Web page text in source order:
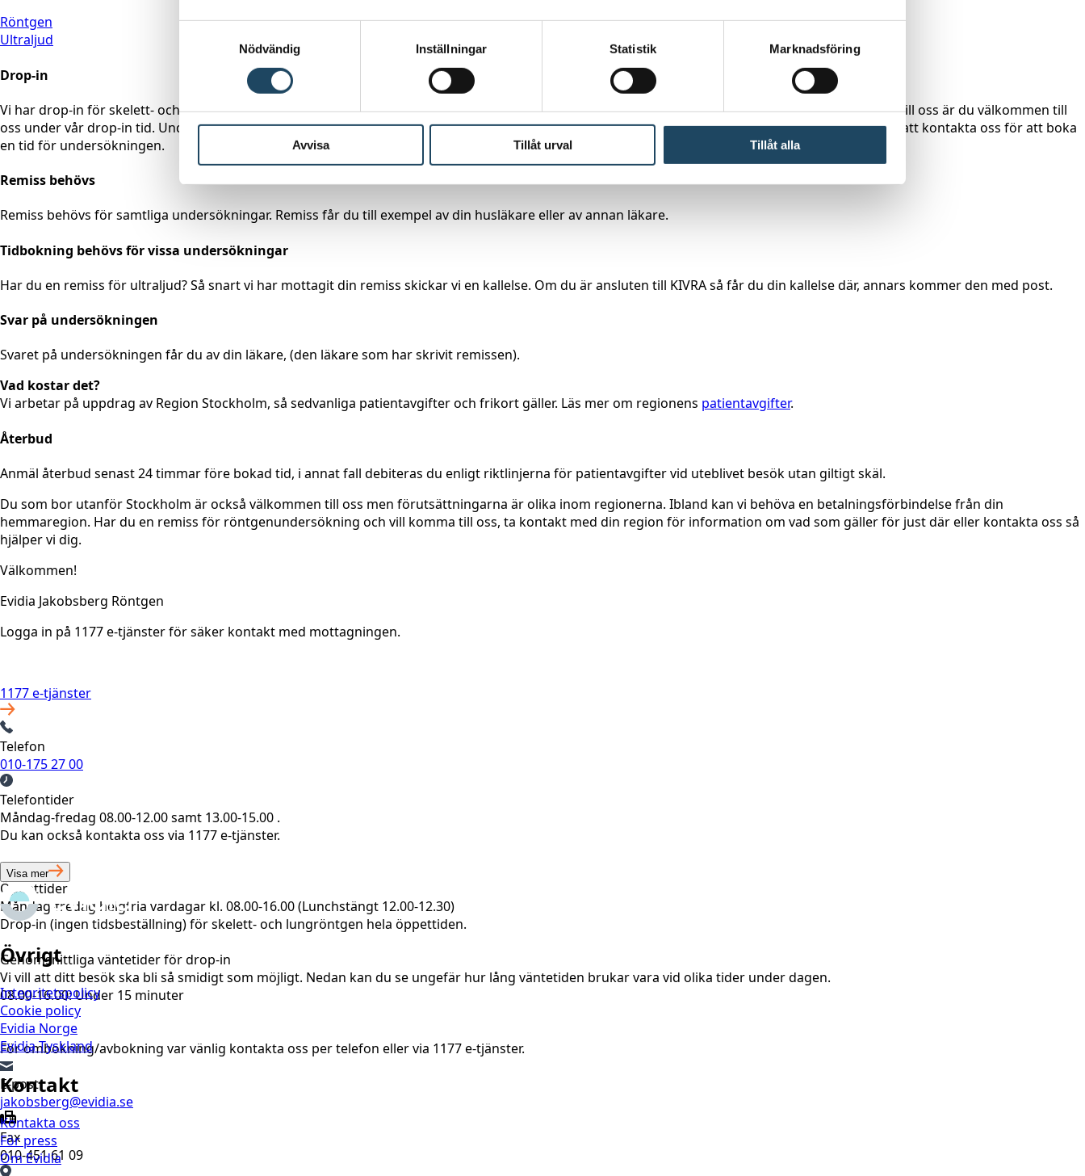
Nödvändig
Inställningar Statistik Marknadsföring
Avvisa Tillåt urval Tillåt alla
Röntgen
Ultraljud
Drop-in
Vi har drop-in för skelett- och lungröntgen. Det innebär att du inte behöver boka tid för dessa undersökningar. När din läkare har skickat remissen till oss är du välkommen till
oss under vår drop-in tid. Undersökningen tar bara ett par minuter, men du kan behöva reservera lite längre tid för hela besöket. Du kan även välja att kontakta oss för att boka
en tid för undersökningen.
Remiss behövs
Remiss behövs för samtliga undersökningar. Remiss får du till exempel av din husläkare eller av annan läkare.
Tidbokning behövs för vissa undersökningar
Har du en remiss för ultraljud? Så snart vi har mottagit din remiss skickar vi en kallelse. Om du är ansluten till KIVRA så får du din kallelse där, annars kommer den med post.
Svar på undersökningen
Svaret på undersökningen får du av din läkare, (den läkare som har skrivit remissen).
Vad kostar det?
Vi arbetar på uppdrag av Region Stockholm, så sedvanliga patientavgifter och frikort gäller. Läs mer om regionens patientavgifter.
Återbud
Anmäl återbud senast 24 timmar före bokad tid, i annat fall debiteras du enligt riktlinjerna för patientavgifter vid uteblivet besök utan giltigt skäl.
Du som bor utanför Stockholm är också välkommen till oss men förutsättningarna är olika inom regionerna. Ibland kan vi behöva en betalningsförbindelse från din
hemmaregion. Har du en remiss för röntgenundersökning och vill komma till oss, ta kontakt med din region för information om vad som gäller för just där eller kontakta oss så
hjälper vi dig.
Välkommen!
Evidia Jakobsberg Röntgen
Logga in på 1177 e-tjänster för säker kontakt med mottagningen.
1177 e-tjänster
Telefon
010-175 27 00
Telefontider
Måndag-fredag 08.00-12.00 samt 13.00-15.00 .
Du kan också kontakta oss via 1177 e-tjänster.
Öppettider
Måndag-fredag helgfria vardagar kl. 08.00-16.00 (Lunchstängt 12.00-12.30)
Drop-in (ingen tidsbeställning) för skelett- och lungröntgen hela öppettiden.
Genomsnittliga väntetider för drop-in
Vi vill att ditt besök ska bli så smidigt som möjligt. Nedan kan du se ungefär hur lång väntetiden brukar vara vid olika tider under dagen.
08.00-16.00: Under 15 minuter
För ombokning/avbokning var vänlig kontakta oss per telefon eller via 1177 e-tjänster.
E-post
jakobsberg@evidia.se
Fax
010-451 61 09
Visa mer
Övrigt
Integritetspolicy
Cookie policy
Evidia Norge
Evidia Tyskland
Kontakt
Kontakta oss
För press
Om Evidia